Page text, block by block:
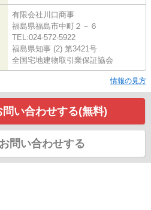
有限会社川口商事
福島県福島市中町２－６
TEL:024-572-5922
福島県知事 (2) 第3421号
全国宅地建物取引業保証協会
情報の見方
問い合わせする(無料)
問い合わせする